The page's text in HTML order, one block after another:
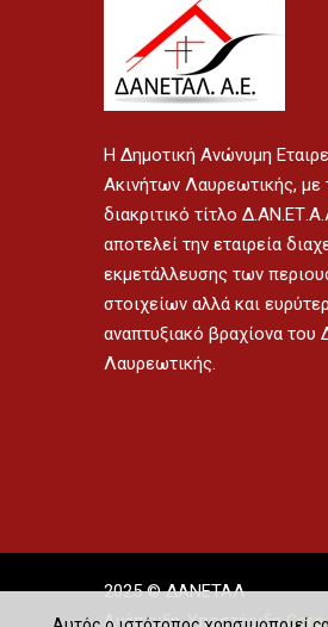
H Δημοτική Ανώνυμη
Ακινήτων Λαυρεωτικής, με
διακριτικό τίτλο
αποτελεί την εταιρεία
εκμετάλλευσης των
στοιχείων αλλά και
αναπτυξιακό βραχίονα του
Λαυρεωτικής.
2025 © ΔAΝEΤΑΛ
Ανάπτυξη-Υποστήριξη